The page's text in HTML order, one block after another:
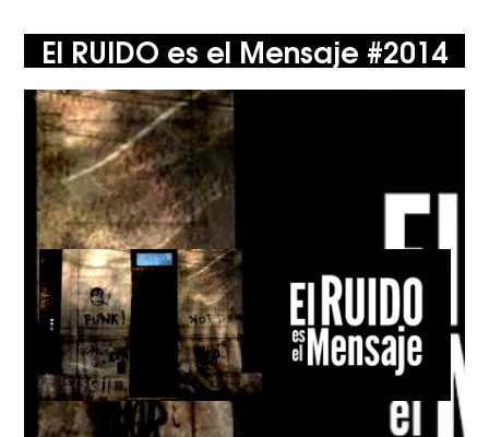
El RUIDO es el Mensaje #2014